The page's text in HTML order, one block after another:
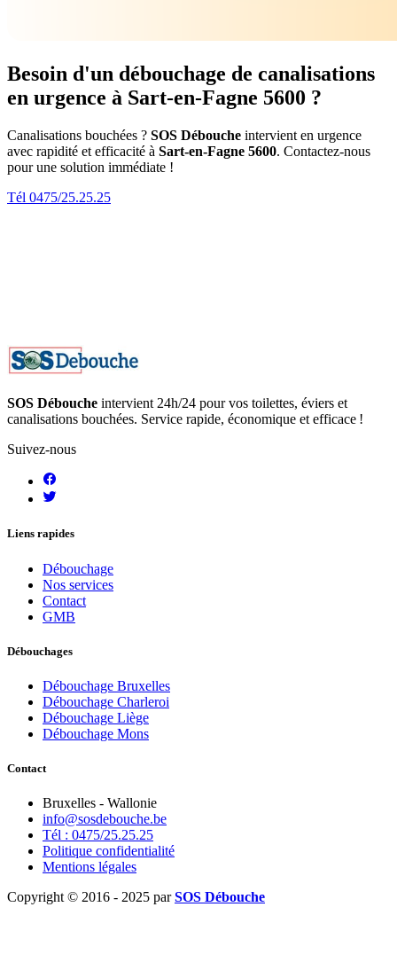
Besoin d'un débouchage de canalisations
en urgence à Sart-en-Fagne 5600 ?
Canalisations bouchées ? SOS Débouche intervient en urgence
avec rapidité et efficacité à Sart-en-Fagne 5600. Contactez-nous
pour une solution immédiate !
Tél 0475/25.25.25
SOS Débouche intervient 24h/24 pour vos toilettes, éviers et
canalisations bouchées. Service rapide, économique et efficace !
Suivez-nous
Liens rapides
Débouchage
Nos services
Contact
GMB
Débouchages
Débouchage Bruxelles
Débouchage Charleroi
Débouchage Liège
Débouchage Mons
Contact
Bruxelles - Wallonie
info@sosdebouche.be
Tél : 0475/25.25.25
Politique confidentialité
Mentions légales
Copyright © 2016 - 2025 parSOS Débouche